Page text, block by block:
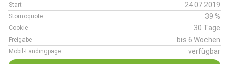
Start 24.07.2019
Stornoquote 39 %
Cookie 30 Tage
Freigabe bis 6 Wochen
Mobil-Landingpage verfügbar